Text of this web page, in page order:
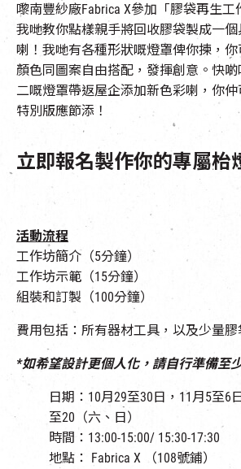
嚟南豐紗廠Fabrica X參加「膠袋再生
我哋教你點樣親手將回收膠袋製成一
喇！我哋有各種形狀嘅燈罩俾你揀，
顏色同圖案自由搭配，發揮創意。快
二嘅燈罩帶返屋企添加新色彩喇，你
特別版應節添！
立即報名製作你的專屬枱
活動流程
工作坊簡介（5分鐘）
工作坊示範（15分鐘）
組裝和訂製（100分鐘）
費用包括：所有器材工具，以及少量膠
*如希望設計更個人化，請自行準備至
日期：10月29至30日，11月5至6
至20 （六、 日）
時間：13:00-15:00/ 15:30-17:30
地點： Fabrica X （108號鋪）